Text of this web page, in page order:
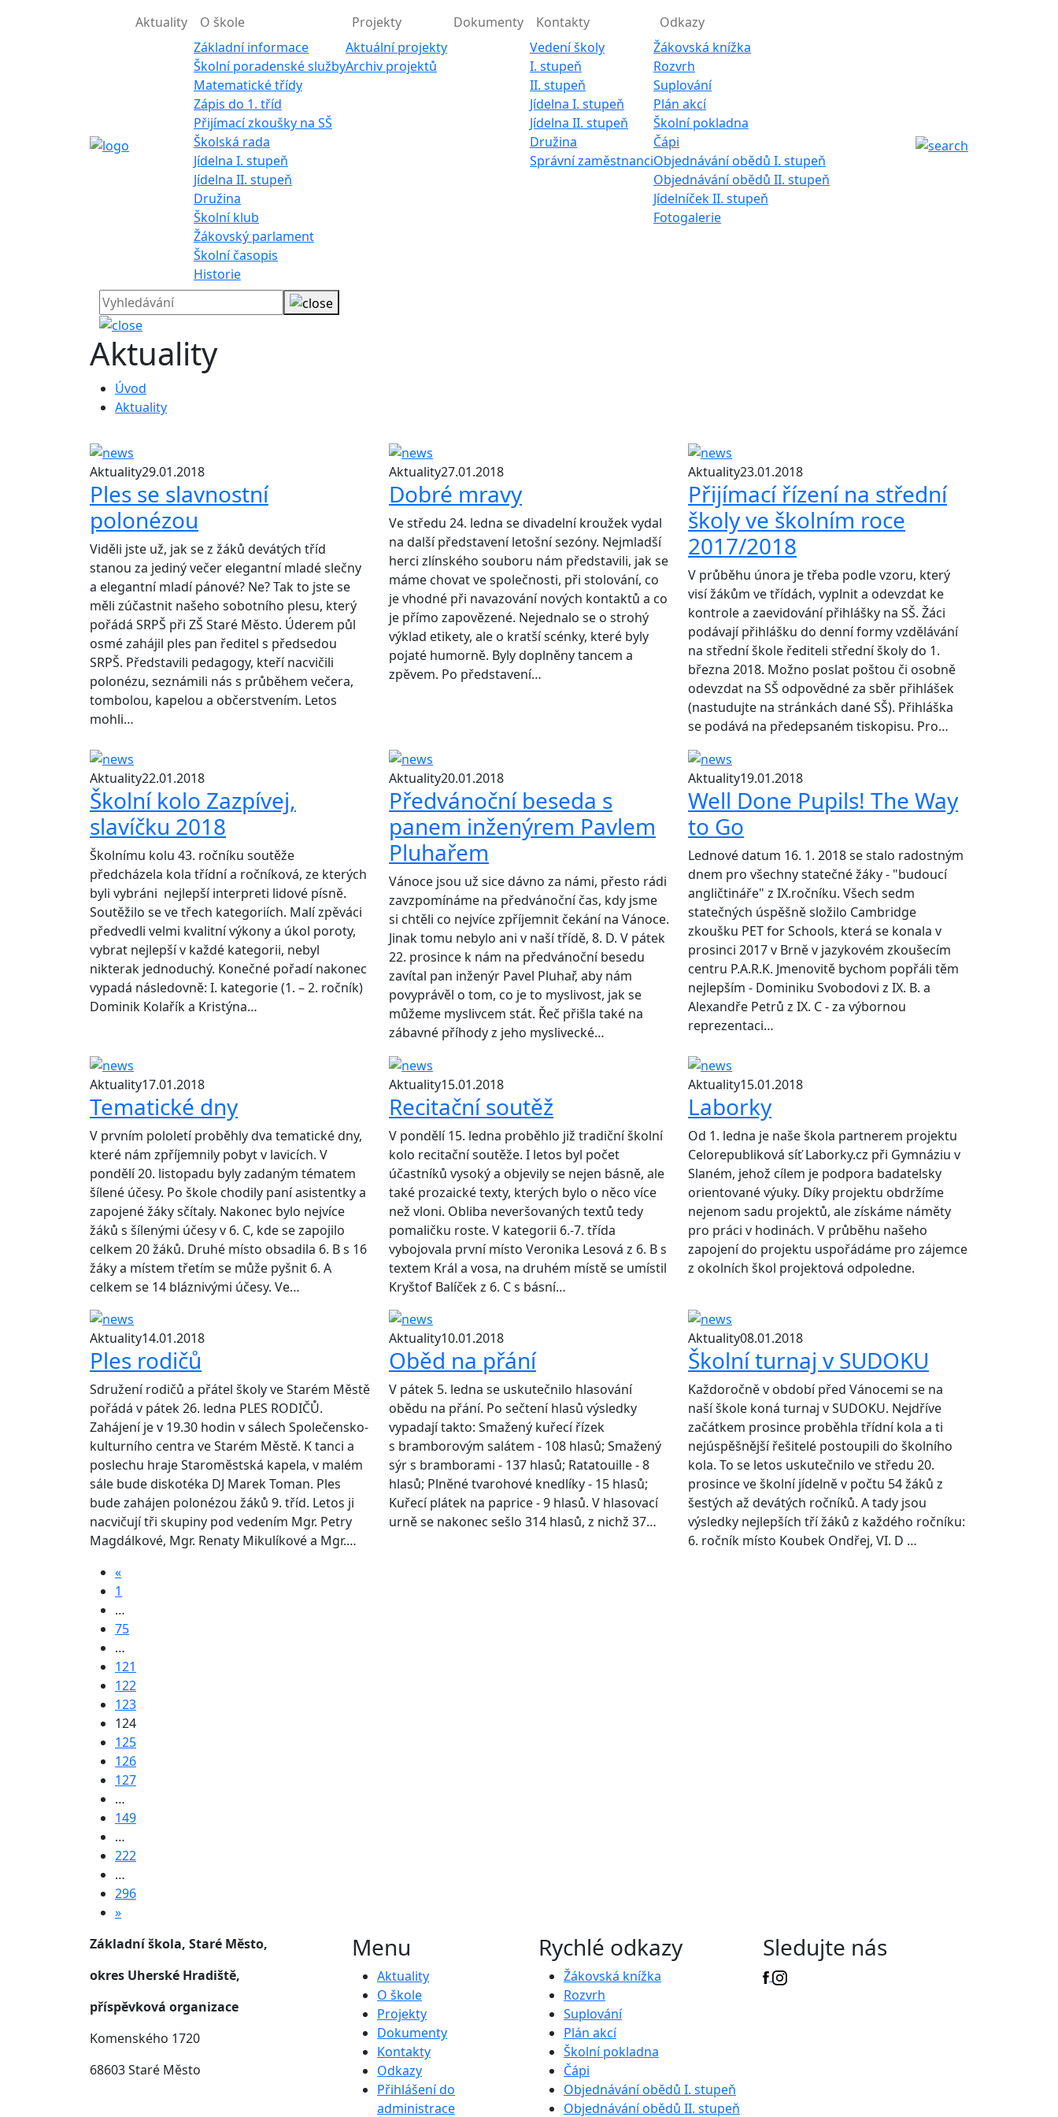
Aktuality
O škole
Základní informace
Školní poradenské služby
Matematické třídy
Zápis do 1. tříd
Přijímací zkoušky na SŠ
Školská rada
Jídelna I. stupeň
Jídelna II. stupeň
Družina
Školní klub
Žákovský parlament
Školní časopis
Historie
Projekty
Aktuální projekty
Archiv projektů
Dokumenty
Kontakty
Vedení školy
I. stupeň
II. stupeň
Jídelna I. stupeň
Jídelna II. stupeň
Družina
Správní zaměstnanci
Odkazy
Žákovská knížka
Rozvrh
Suplování
Plán akcí
Školní pokladna
Čápi
Objednávání obědů I. stupeň
Objednávání obědů II. stupeň
Jídelníček II. stupeň
Fotogalerie
Aktuality
Úvod
Aktuality
Aktuality29.01.2018
Ples se slavnostní
polonézou
Viděli jste už, jak se z žáků devátých tříd
stanou za jediný večer elegantní mladé slečny
a elegantní mladí pánové? Ne? Tak to jste se
měli zúčastnit našeho sobotního plesu, který
pořádá SRPŠ při ZŠ Staré Město. Úderem půl
osmé zahájil ples pan ředitel s předsedou
SRPŠ. Představili pedagogy, kteří nacvičili
polonézu, seznámili nás s průběhem večera,
tombolou, kapelou a občerstvením. Letos
mohli…
Aktuality27.01.2018
Dobré mravy
Ve středu 24. ledna se divadelní kroužek vydal
na další představení letošní sezóny. Nejmladší
herci zlínského souboru nám představili, jak se
máme chovat ve společnosti, při stolování, co
je vhodné při navazování nových kontaktů a co
je přímo zapovězené. Nejednalo se o strohý
výklad etikety, ale o kratší scénky, které byly
pojaté humorně. Byly doplněny tancem a
zpěvem. Po představení…
Aktuality23.01.2018
Přijímací řízení na střední
školy ve školním roce
2017/2018
V průběhu února je třeba podle vzoru, který
visí žákům ve třídách, vyplnit a odevzdat ke
kontrole a zaevidování přihlášky na SŠ. Žáci
podávají přihlášku do denní formy vzdělávání
na střední škole řediteli střední školy do 1.
března 2018. Možno poslat poštou či osobně
odevzdat na SŠ odpovědné za sběr přihlášek
(nastudujte na stránkách dané SŠ). Přihláška
se podává na předepsaném tiskopisu. Pro…
Aktuality22.01.2018
Školní kolo Zazpívej,
slavíčku 2018
Školnímu kolu 43. ročníku soutěže
předcházela kola třídní a ročníková, ze kterých
byli vybráni nejlepší interpreti lidové písně.
Soutěžilo se ve třech kategoriích. Malí zpěváci
předvedli velmi kvalitní výkony a úkol poroty,
vybrat nejlepší v každé kategorii, nebyl
nikterak jednoduchý. Konečné pořadí nakonec
vypadá následovně: I. kategorie (1. – 2. ročník)
Dominik Kolařík a Kristýna…
Aktuality20.01.2018
Předvánoční beseda s
panem inženýrem Pavlem
Pluhařem
Vánoce jsou už sice dávno za námi, přesto rádi
zavzpomínáme na předvánoční čas, kdy jsme
si chtěli co nejvíce zpříjemnit čekání na Vánoce.
Jinak tomu nebylo ani v naší třídě, 8. D. V pátek
22. prosince k nám na předvánoční besedu
zavítal pan inženýr Pavel Pluhař, aby nám
povyprávěl o tom, co je to myslivost, jak se
můžeme myslivcem stát. Řeč přišla také na
zábavné příhody z jeho myslivecké…
Aktuality19.01.2018
Well Done Pupils! The Way
to Go
Lednové datum 16. 1. 2018 se stalo radostným
dnem pro všechny statečné žáky - "budoucí
angličtináře" z IX.ročníku. Všech sedm
statečných úspěšně složilo Cambridge
zkoušku PET for Schools, která se konala v
prosinci 2017 v Brně v jazykovém zkoušecím
centru P.A.R.K. Jmenovitě bychom popřáli těm
nejlepším - Dominiku Svobodovi z IX. B. a
Alexandře Petrů z IX. C - za výbornou
reprezentaci…
Aktuality17.01.2018
Tematické dny
V prvním pololetí proběhly dva tematické dny,
které nám zpříjemnily pobyt v lavicích. V
pondělí 20. listopadu byly zadaným tématem
šílené účesy. Po škole chodily paní asistentky a
zapojené žáky sčítaly. Nakonec bylo nejvíce
žáků s šílenými účesy v 6. C, kde se zapojilo
celkem 20 žáků. Druhé místo obsadila 6. B s 16
žáky a místem třetím se může pyšnit 6. A
celkem se 14 bláznivými účesy. Ve…
Aktuality15.01.2018
Recitační soutěž
V pondělí 15. ledna proběhlo již tradiční školní
kolo recitační soutěže. I letos byl počet
účastníků vysoký a objevily se nejen básně, ale
také prozaické texty, kterých bylo o něco více
než vloni. Obliba neveršovaných textů tedy
pomaličku roste. V kategorii 6.-7. třída
vybojovala první místo Veronika Lesová z 6. B s
textem Král a vosa, na druhém místě se umístil
Kryštof Balíček z 6. C s básní…
Aktuality15.01.2018
Laborky
Od 1. ledna je naše škola partnerem projektu
Celorepubliková síť Laborky.cz při Gymnáziu v
Slaném, jehož cílem je podpora badatelsky
orientované výuky. Díky projektu obdržíme
nejenom sadu projektů, ale získáme náměty
pro práci v hodinách. V průběhu našeho
zapojení do projektu uspořádáme pro zájemce
z okolních škol projektová odpoledne.
Aktuality14.01.2018
Ples rodičů
Sdružení rodičů a přátel školy ve Starém Městě
pořádá v pátek 26. ledna PLES RODIČŮ.
Zahájení je v 19.30 hodin v sálech Společensko-
kulturního centra ve Starém Městě. K tanci a
poslechu hraje Staroměstská kapela, v malém
sále bude diskotéka DJ Marek Toman. Ples
bude zahájen polonézou žáků 9. tříd. Letos ji
nacvičují tři skupiny pod vedením Mgr. Petry
Magdálkové, Mgr. Renaty Mikulíkové a Mgr.…
Aktuality10.01.2018
Oběd na přání
V pátek 5. ledna se uskutečnilo hlasování
obědu na přání. Po sečtení hlasů výsledky
vypadají takto: Smažený kuřecí řízek
s bramborovým salátem - 108 hlasů; Smažený
sýr s bramborami - 137 hlasů; Ratatouille - 8
hlasů; Plněné tvarohové knedlíky - 15 hlasů;
Kuřecí plátek na paprice - 9 hlasů. V hlasovací
urně se nakonec sešlo 314 hlasů, z nichž 37…
Aktuality08.01.2018
Školní turnaj v SUDOKU
Každoročně v období před Vánocemi se na
naší škole koná turnaj v SUDOKU. Nejdříve
začátkem prosince proběhla třídní kola a ti
nejúspěšnější řešitelé postoupili do školního
kola. To se letos uskutečnilo ve středu 20.
prosince ve školní jídelně v počtu 54 žáků z
šestých až devátých ročníků. A tady jsou
výsledky nejlepších tří žáků z každého ročníku:
6. ročník místo Koubek Ondřej, VI. D …
«
1
…
75
…
121
122
123
124
125
126
127
…
149
…
222
…
296
»
Základní škola, Staré Město,
okres Uherské Hradiště,
příspěvková organizace
Komenského 1720
68603 Staré Město
Menu
Aktuality
O škole
Projekty
Dokumenty
Kontakty
Odkazy
Přihlášení do
administrace
Rychlé odkazy
Žákovská knížka
Rozvrh
Suplování
Plán akcí
Školní pokladna
Čápi
Objednávání obědů I. stupeň
Objednávání obědů II. stupeň
Sledujte nás